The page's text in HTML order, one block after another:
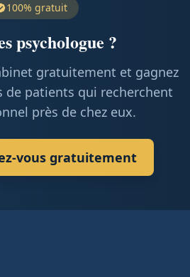
100% gratuit
psychologue ?
gratuitement et gagnez
de patients qui recherchent
près de chez eux.
vous gratuitement